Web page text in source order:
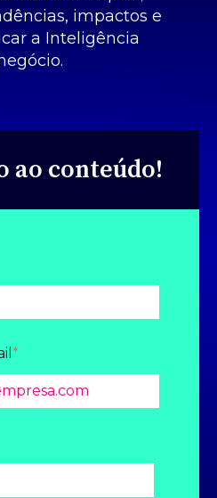
impactos e
a Inteligência
ao conteúdo!
*